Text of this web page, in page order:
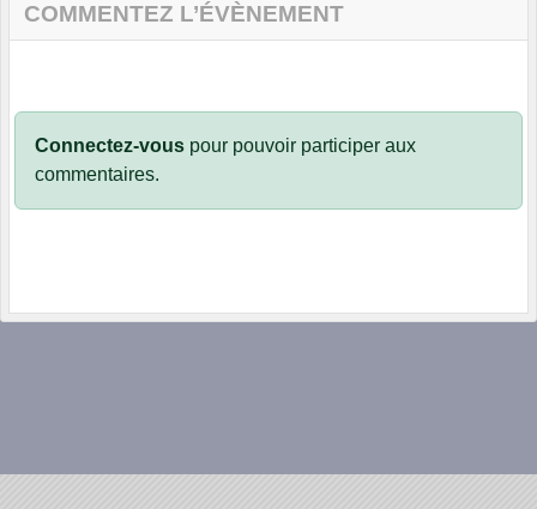
COMMENTEZ L’ÉVÈNEMENT
Connectez-vous pour pouvoir participer aux
commentaires.